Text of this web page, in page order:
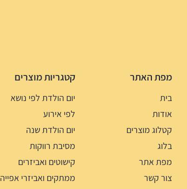
מפת האתר
בית
אודות
קטלוג מוצרים
בלוג
מפת אתר
צור קשר
קטגריות מוצרים
יום הולדת לפי נושא
לפי אירוע
יום הולדת שנה
מסיבת רווקות
קישוטים ואביזרים
ממתקים ואביזרי אפייה